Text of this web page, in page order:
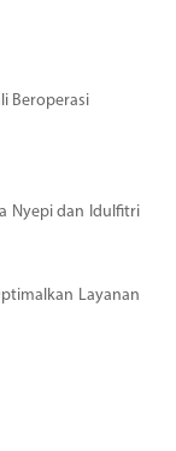
Beroperasi
Nyepi dan Idulfitri
Layanan